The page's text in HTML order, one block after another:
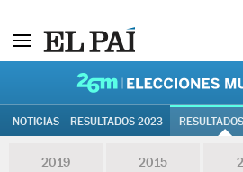
NOTICIAS RESULTADOS 2023
2019 2015